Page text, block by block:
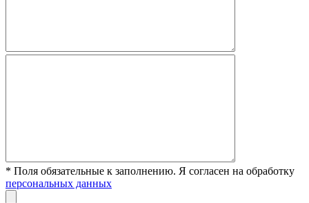
* Поля обязательные к заполнению. Я согласен на обработку
персональных данных